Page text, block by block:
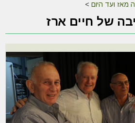
מאז ועד היום >
של חיים ארז